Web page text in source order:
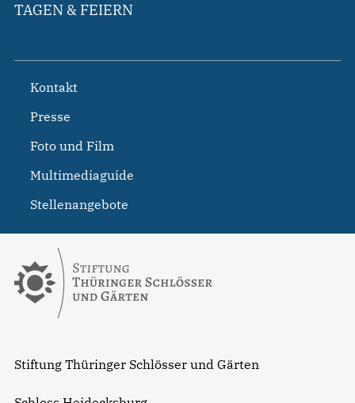
Stiftung Thüringer Schlösser und Gärten
TAGEN & FEIERN
Kontakt
Presse
Foto und Film
Multimediaguide
Stellenangebote